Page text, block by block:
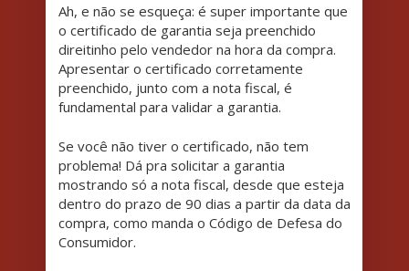
Ah, e não se esqueça: é super importante que
o certificado de garantia seja preenchido
direitinho pelo vendedor na hora da compra.
Apresentar o certificado corretamente
preenchido, junto com a nota fiscal, é
fundamental para validar a garantia.
Se você não tiver o certificado, não tem
problema! Dá pra solicitar a garantia
mostrando só a nota fiscal, desde que esteja
dentro do prazo de 90 dias a partir da data da
compra, como manda o Código de Defesa do
Consumidor.